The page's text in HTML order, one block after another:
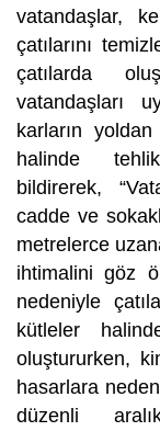
vatandaşlar,
çatılarını
çatılarda
vatandaşları
karların
halinde
bildirerek,
cadde ve
metrelerce
ihtimalini göz
nedeniyle
kütleler
oluştururken,
hasarlara
düzenli